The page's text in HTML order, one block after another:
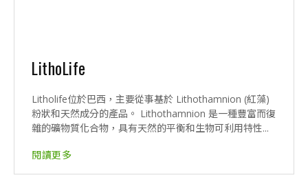
LithoLife
Litholife位於巴西，主要從事基於 Lithothamnion (紅藻)
粉狀和天然成分的產品。 Lithothamnion 是一種豐富而復
雜的礦物質化合物，具有天然的平衡和生物可利用特性...
閱讀更多